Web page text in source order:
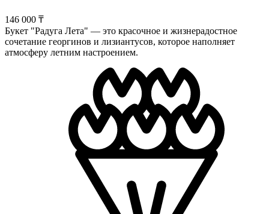
146 000 ₸
Букет "Радуга Лета" — это красочное и жизнерадостное
сочетание георгинов и лизиантусов, которое наполняет
атмосферу летним настроением.